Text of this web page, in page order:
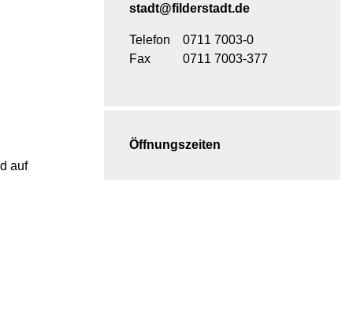
auf
stadt@filderstadt.de
Telefon
0711 7003-0
Fax
0711 7003-377
Öffnungszeiten